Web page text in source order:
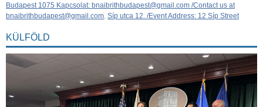
Budapest 1075 Kapcsolat: bnaibrithbudapest@gmail.com /Contact us at
bnaibrithbudapest@gmail.com, Síp utca 12. /Event Address: 12 Síp Street
KÜLFÖLD